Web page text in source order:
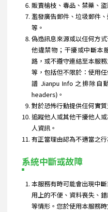
販賣槍枝、毒品、禁藥、
濫發廣告郵件、垃圾郵件
等。
偽造訊息來源或以任何方
他違禁物；干擾或中斷本
路，或不遵守連結至本服
等，包括但不限於：使用
譜 Jianpu Info 之排除自
headers)。
對於恐怖行動提供任何實質
追蹤他人或其他干擾他人
人資訊。
有正當理由認為不適當之行
系統中斷或故障
本服務有時可能會出現中
用上的不便、資料喪失、
等情形。您於使用本服務